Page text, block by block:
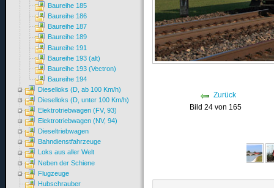
Zurück
Bild 24 von 165
Baureihe 185
Baureihe 186
Baureihe 187
Baureihe 189
Baureihe 191
Baureihe 193 (alt)
Baureihe 193 (Vectron)
Baureihe 194
Dieselloks (D, ab 100 Km/h)
Dieselloks (D, unter 100 Km/h)
Elektrotriebwagen (FV, 93)
Elektrotriebwagen (NV, 94)
Dieseltriebwagen
Bahndienstfahrzeuge
Loks aus aller Welt
Neben der Schiene
Flugzeuge
Hubschrauber